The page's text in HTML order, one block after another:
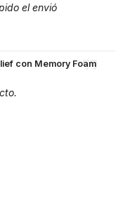
el envió
con Memory Foam